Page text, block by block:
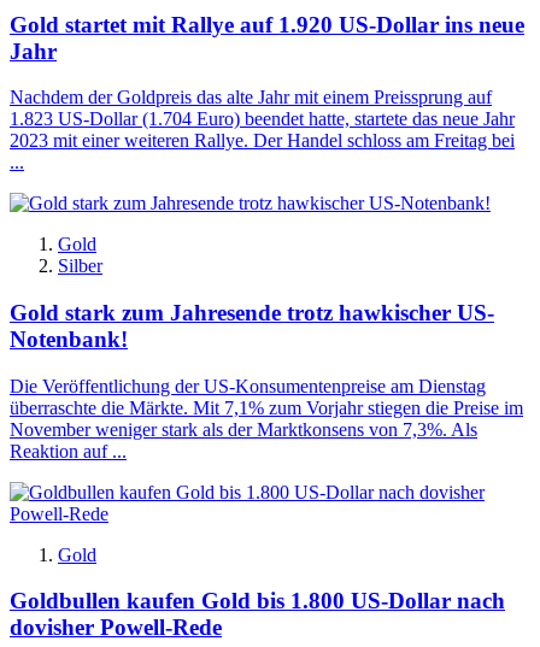
Gold startet mit Rallye auf 1.920 US-Dollar ins neue
Jahr
Nachdem der Goldpreis das alte Jahr mit einem Preissprung auf
1.823 US-Dollar (1.704 Euro) beendet hatte, startete das neue Jahr
2023 mit einer weiteren Rallye. Der Handel schloss am Freitag bei
...
Gold
Silber
Gold stark zum Jahresende trotz hawkischer US-
Notenbank!
Die Veröffentlichung der US-Konsumentenpreise am Dienstag
überraschte die Märkte. Mit 7,1% zum Vorjahr stiegen die Preise im
November weniger stark als der Marktkonsens von 7,3%. Als
Reaktion auf ...
Gold
Goldbullen kaufen Gold bis 1.800 US-Dollar nach
dovisher Powell-Rede